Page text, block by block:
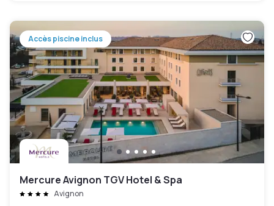
Accès piscine inclus
Mercure Avignon TGV Hotel & Spa
Avignon